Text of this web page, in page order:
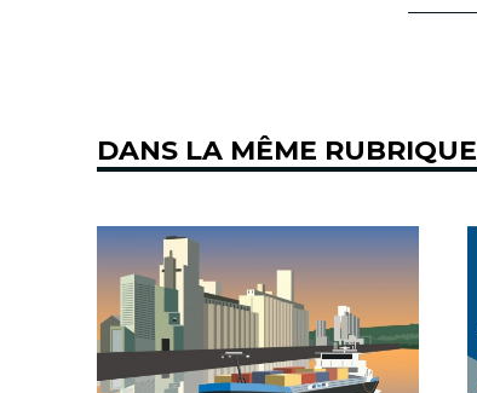
DANS LA MÊME RUBRIQUE